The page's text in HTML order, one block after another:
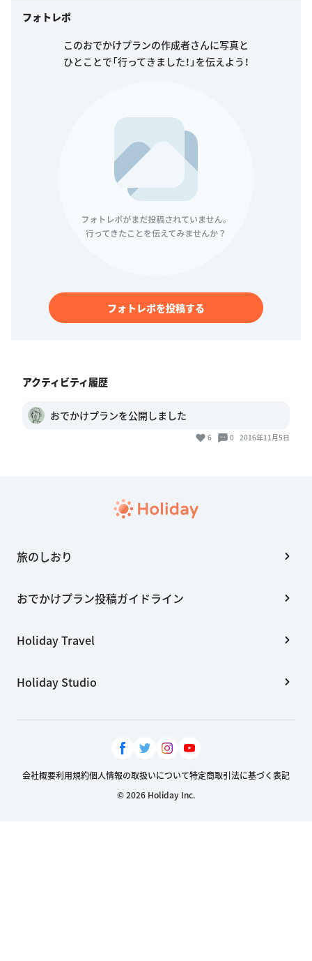
フォトレポ
このおでかけプランの作成者さんに写真と
ひとことで「行ってきました！」を伝えよう！
フォトレポを投稿する
アクティビティ履歴
おでかけプランを公開しました
6 0 2016年11月5日
旅のしおり
おでかけプラン投稿ガイドライン
Holiday Travel
Holiday Studio
会社概要利用規約個人情報の取扱いについて特定商取引法に基づく表記
© 2026 Holiday Inc.